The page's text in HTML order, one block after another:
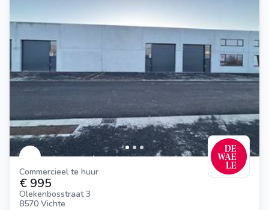
Commercieel te huur
€ 995
Olekenbosstraat 3
8570 Vichte